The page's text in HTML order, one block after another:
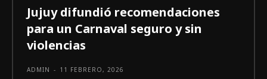
Jujuy difundió recomendaciones
para un Carnaval seguro y sin
violencias
ADMIN - 11 FEBRERO, 2026